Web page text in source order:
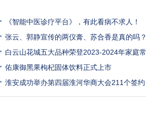
《智能中医诊疗平台》，有此看病不求人！
张云、郭静宣传的两仪膏、苏合香是真的吗？
白云山花城五大品种荣登2023-2024年家庭常
佑康御黑果枸杞固体饮料正式上市
淮安成功举办第四届淮河华商大会211个签约